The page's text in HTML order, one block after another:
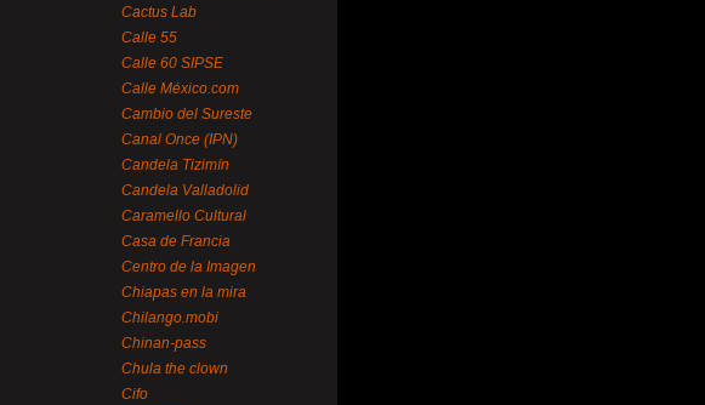
Cactus Lab
Calle 55
Calle 60 SIPSE
Calle México.com
Cambio del Sureste
Canal Once (IPN)
Candela Tizimín
Candela Valladolid
Caramello Cultural
Casa de Francia
Centro de la Imagen
Chiapas en la mira
Chilango.mobi
Chinan-pass
Chula the clown
Cifo